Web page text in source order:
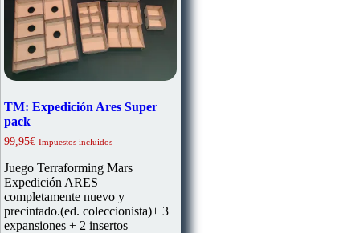
TM: Expedición Ares Super
pack
99,95€ Impuestos incluidos
Juego Terraforming Mars
Expedición ARES
completamente nuevo y
precintado.(ed. coleccionista)+ 3
expansiones + 2 insertos